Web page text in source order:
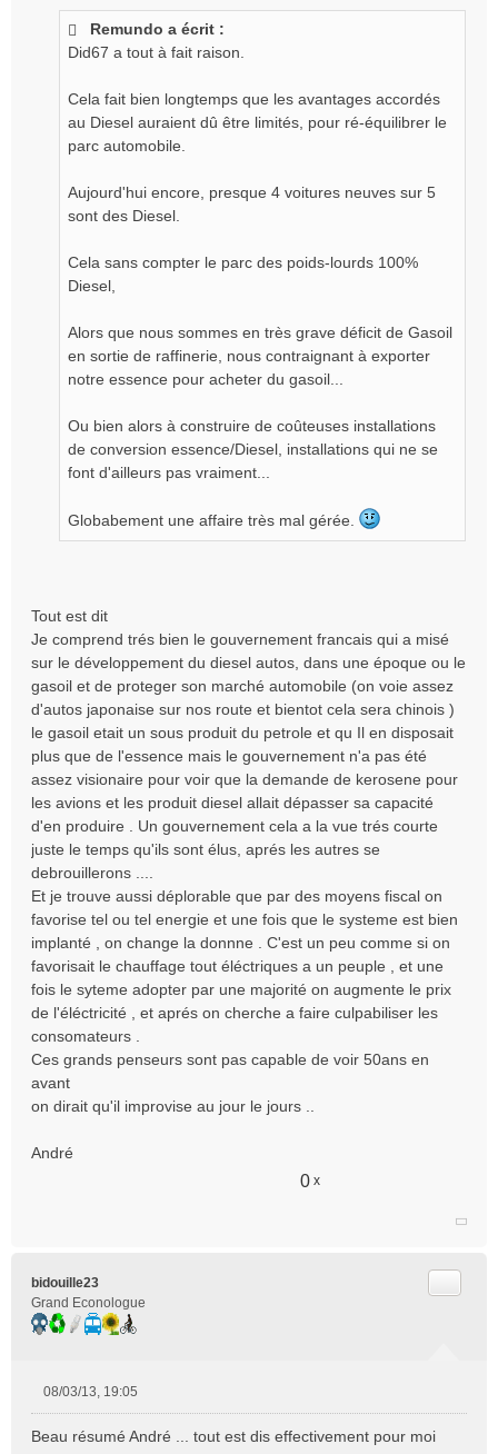
Remundo a écrit :
Did67 a tout à fait raison.
Cela fait bien longtemps que les avantages accordés
au Diesel auraient dû être limités, pour ré-équilibrer le
parc automobile.
Aujourd'hui encore, presque 4 voitures neuves sur 5
sont des Diesel.
Cela sans compter le parc des poids-lourds 100%
Diesel,
Alors que nous sommes en très grave déficit de Gasoil
en sortie de raffinerie, nous contraignant à exporter
notre essence pour acheter du gasoil...
Ou bien alors à construire de coûteuses installations
de conversion essence/Diesel, installations qui ne se
font d'ailleurs pas vraiment...
Globabement une affaire très mal gérée.
Tout est dit
Je comprend trés bien le gouvernement francais qui a misé
sur le développement du diesel autos, dans une époque ou le
gasoil et de proteger son marché automobile (on voie assez
d'autos japonaise sur nos route et bientot cela sera chinois )
le gasoil etait un sous produit du petrole et qu Il en disposait
plus que de l'essence mais le gouvernement n'a pas été
assez visionaire pour voir que la demande de kerosene pour
les avions et les produit diesel allait dépasser sa capacité
d'en produire . Un gouvernement cela a la vue trés courte
juste le temps qu'ils sont élus, aprés les autres se
debrouillerons ....
Et je trouve aussi déplorable que par des moyens fiscal on
favorise tel ou tel energie et une fois que le systeme est bien
implanté , on change la donnne . C'est un peu comme si on
favorisait le chauffage tout éléctriques a un peuple , et une
fois le syteme adopter par une majorité on augmente le prix
de l'éléctricité , et aprés on cherche a faire culpabiliser les
consomateurs .
Ces grands penseurs sont pas capable de voir 50ans en
avant
on dirait qu'il improvise au jour le jours ..
André
0 x
bidouille23
Grand Econologue
s
08/03/13, 19:05
Beau résumé André ... tout est dis effectivement pour moi